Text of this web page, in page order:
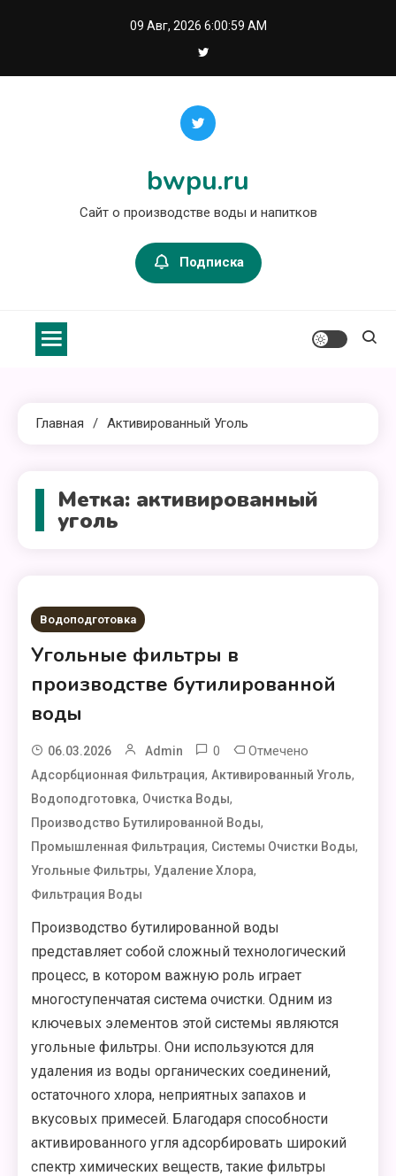
09 Авг, 2026 6:00:59 AM
bwpu.ru
Сайт о производстве воды и напитков
Подписка
Главная Активированный Уголь
Метка: активированный
уголь
Водоподготовка
Угольные фильтры в
производстве бутилированной
воды
06.03.2026 Admin 0 Отмечено
Адсорбционная Фильтрация,Активированный Уголь,
Водоподготовка, Очистка Воды,
Производство Бутилированной Воды,
Промышленная Фильтрация, Системы Очистки Воды,
Угольные Фильтры,Удаление Хлора,
Фильтрация Воды
Производство бутилированной воды
представляет собой сложный технологический
процесс, в котором важную роль играет
многоступенчатая система очистки. Одним из
ключевых элементов этой системы являются
угольные фильтры. Они используются для
удаления из воды органических соединений,
остаточного хлора, неприятных запахов и
вкусовых примесей. Благодаря способности
активированного угля адсорбировать широкий
спектр химических веществ, такие фильтры